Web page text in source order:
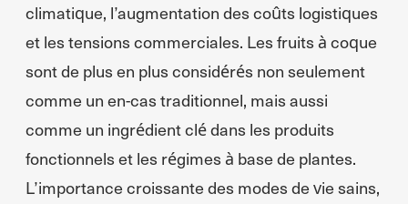
climatique, l’augmentation des coûts logistiques
et les tensions commerciales. Les fruits à coque
sont de plus en plus considérés non seulement
comme un en-cas traditionnel, mais aussi
comme un ingrédient clé dans les produits
fonctionnels et les régimes à base de plantes.
L’importance croissante des modes de vie sains,